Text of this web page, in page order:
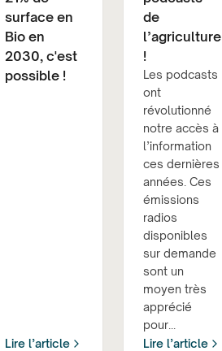
surface en
Bio en
2030, c'est
possible !
Lire l’article
de
l’agriculture
!
Les podcasts
ont
révolutionné
notre accès à
l’information
ces dernières
années. Ces
émissions
radios
disponibles
sur demande
sont un
moyen très
apprécié
pour...
Lire l’article